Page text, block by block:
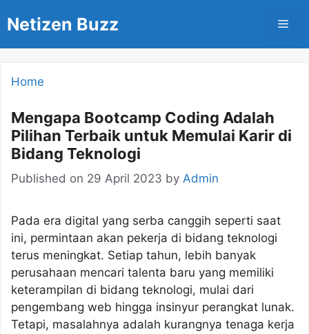
Netizen Buzz
Home
Mengapa Bootcamp Coding Adalah
Pilihan Terbaik untuk Memulai Karir di
Bidang Teknologi
Published on 29 April 2023 by Admin
Pada era digital yang serba canggih seperti saat
ini, permintaan akan pekerja di bidang teknologi
terus meningkat. Setiap tahun, lebih banyak
perusahaan mencari talenta baru yang memiliki
keterampilan di bidang teknologi, mulai dari
pengembang web hingga insinyur perangkat lunak.
Tetapi, masalahnya adalah kurangnya tenaga kerja